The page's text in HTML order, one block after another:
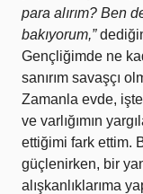
para alırım? Ben
bakıyorum,”
Gençliğimde ne
sanırım savaşçı
Zamanla evde,
ve varlığımın
ettiğimi fark ettim.
güçlenirken, bir
alışkanlıklarıma